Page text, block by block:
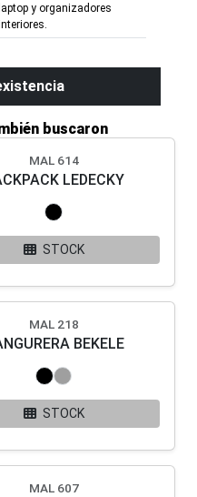
laptop y organizadores
buscaron
MAL 614
LEDECKY
STOCK
MAL 218
BEKELE
STOCK
MAL 607